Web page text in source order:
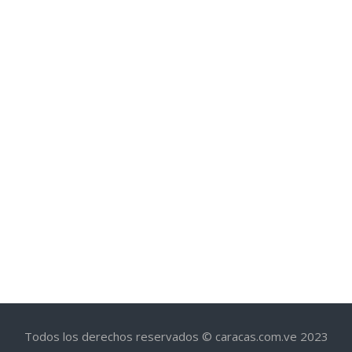
Todos los derechos reservados © caracas.com.ve 2023